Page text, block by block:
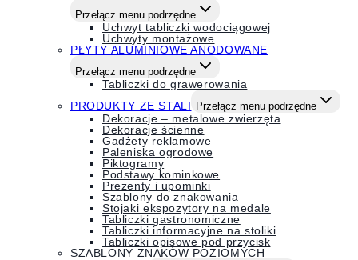
Przełącz menu podrzędne
Uchwyt tabliczki wodociągowej
Uchwyty montażowe
PŁYTY ALUMINIOWE ANODOWANE
Przełącz menu podrzędne
Tabliczki do grawerowania
PRODUKTY ZE STALI Przełącz menu podrzędne
Dekoracje – metalowe zwierzęta
Dekoracje ścienne
Gadżety reklamowe
Paleniska ogrodowe
Piktogramy
Podstawy kominkowe
Prezenty i upominki
Szablony do znakowania
Stojaki ekspozytory na medale
Tabliczki gastronomiczne
Tabliczki informacyjne na stoliki
Tabliczki opisowe pod przycisk
SZABLONY ZNAKÓW POZIOMYCH